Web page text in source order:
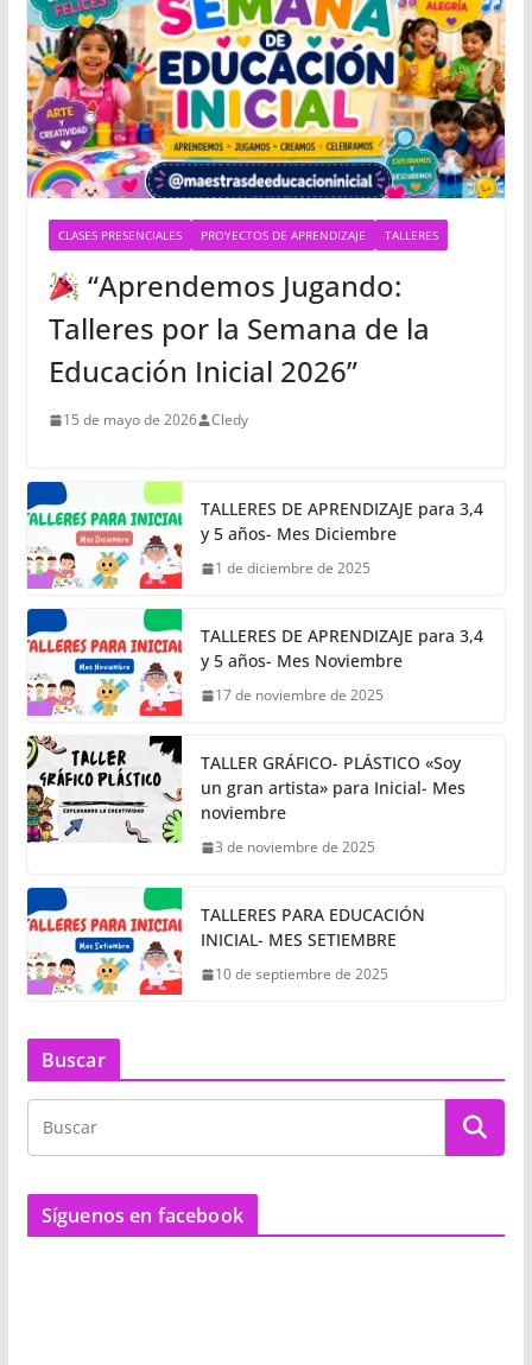
CLASES PRESENCIALES PROYECTOS DE APRENDIZAJE TALLERES
“Aprendemos Jugando:
Talleres por la Semana de la
Educación Inicial 2026”
15 de mayo de 2026 Cledy
TALLERES DE APRENDIZAJE para 3,4
y 5 años- Mes Diciembre
1 de diciembre de 2025
TALLERES DE APRENDIZAJE para 3,4
y 5 años- Mes Noviembre
17 de noviembre de 2025
TALLER GRÁFICO- PLÁSTICO «Soy
un gran artista» para Inicial- Mes
noviembre
3 de noviembre de 2025
TALLERES PARA EDUCACIÓN
INICIAL- MES SETIEMBRE
10 de septiembre de 2025
Buscar
Síguenos en facebook